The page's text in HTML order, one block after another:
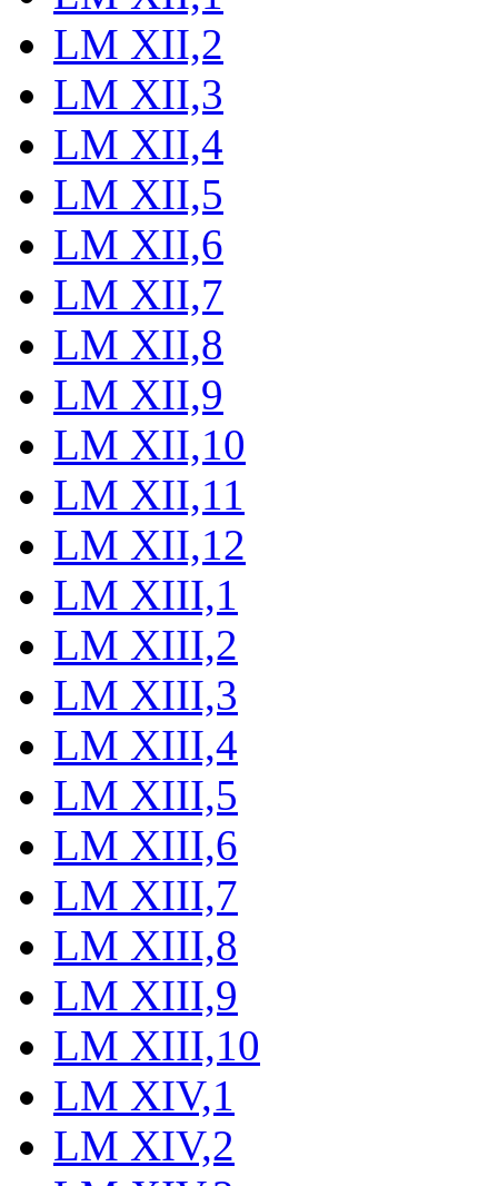
LM XII,2
LM XII,3
LM XII,4
LM XII,5
LM XII,6
LM XII,7
LM XII,8
LM XII,9
LM XII,10
LM XII,11
LM XII,12
LM XIII,1
LM XIII,2
LM XIII,3
LM XIII,4
LM XIII,5
LM XIII,6
LM XIII,7
LM XIII,8
LM XIII,9
LM XIII,10
LM XIV,1
LM XIV,2